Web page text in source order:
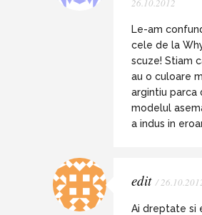
Le-am
cele de la
scuze! Stiam
au o culoare
argintiu parca
modelul
a indus in
edit /
Ai dreptate si